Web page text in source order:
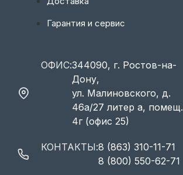
Гарантия и сервис
ОФИС:344090, г. Ростов-на-
Дону,
ул. Малиновского, д.
46а/27 литер а, помещ.
4г (офис 25)
КОНТАКТЫ:8 (863) 310-11-71
8 (800) 550-62-71